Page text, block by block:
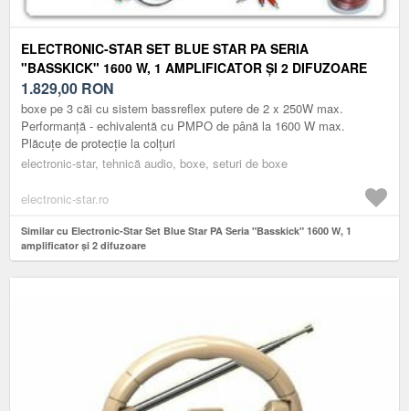
ELECTRONIC-STAR SET BLUE STAR PA SERIA
"BASSKICK" 1600 W, 1 AMPLIFICATOR ȘI 2 DIFUZOARE
1.829,00 RON
boxe pe 3 căi cu sistem bassreflex putere de 2 x 250W max.
Performanță - echivalentă cu PMPO de până la 1600 W max.
Plăcuțe de protecție la colțuri
electronic-star, tehnică audio, boxe, seturi de boxe
electronic-star.ro
Similar cu Electronic-Star Set Blue Star PA Seria "Basskick" 1600 W, 1
amplificator și 2 difuzoare